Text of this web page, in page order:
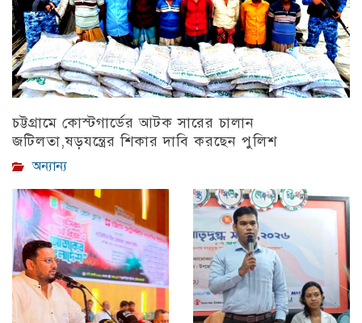
চট্টগ্রামে কোস্টগার্ডের আটক সারের চালান
জটিলতা,ষড়যন্ত্রের শিকার দাবি করছেন পুলিশ
অন্যান্য